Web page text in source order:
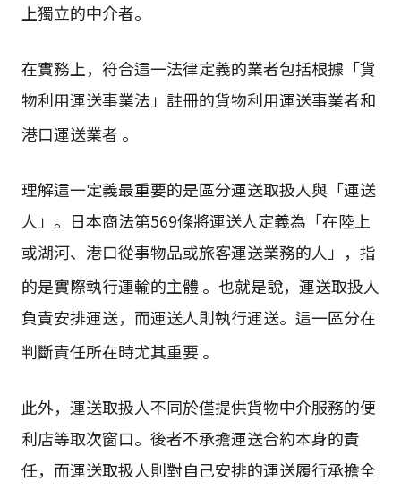
上獨立的中介者。
在實務上，符合這一法律定義的業者包括根據「貨
物利用運送事業法」註冊的貨物利用運送事業者和
港口運送業者 。
理解這一定義最重要的是區分運送取扱人與「運送
人」。日本商法第569條將運送人定義為「在陸上
或湖河、港口從事物品或旅客運送業務的人」，指
的是實際執行運輸的主體。也就是說，運送取扱人
負責安排運送，而運送人則執行運送。這一區分在
判斷責任所在時尤其重要 。
此外，運送取扱人不同於僅提供貨物中介服務的便
利店等取次窗口。後者不承擔運送合約本身的責
任，而運送取扱人則對自己安排的運送履行承擔全